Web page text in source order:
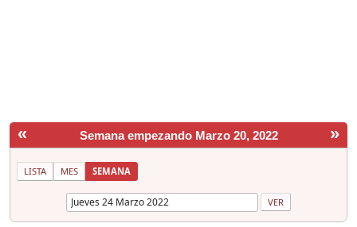
« »
Semana empezando Marzo 20, 2022
LISTA MES SEMANA